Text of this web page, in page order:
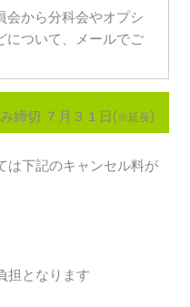
会から分科会やオプシ
について、メールでご
締切 ７月３１日(※延長)
は下記のキャンセル料が
担となります